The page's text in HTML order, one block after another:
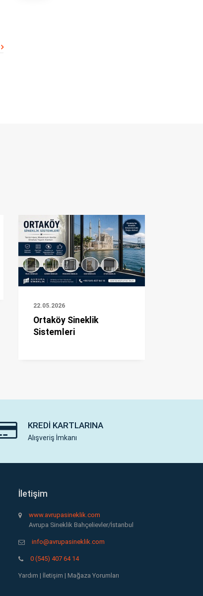
22.05.2026
Ortaköy Sineklik
Sistemleri
KREDI KARTLARINA
Alışveriş İmkanı
İletişim
www.avrupasineklik.com
Avrupa Sineklik Bahçelievler/İstanbul
info@avrupasineklik.com
0 (545) 407 64 14
Yardım | İletişim | Mağaza Yorumları